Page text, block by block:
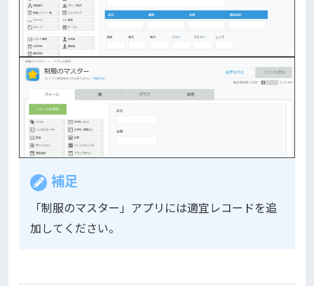
補足
「制服のマスター」アプリには適宜レコードを追
加してください。